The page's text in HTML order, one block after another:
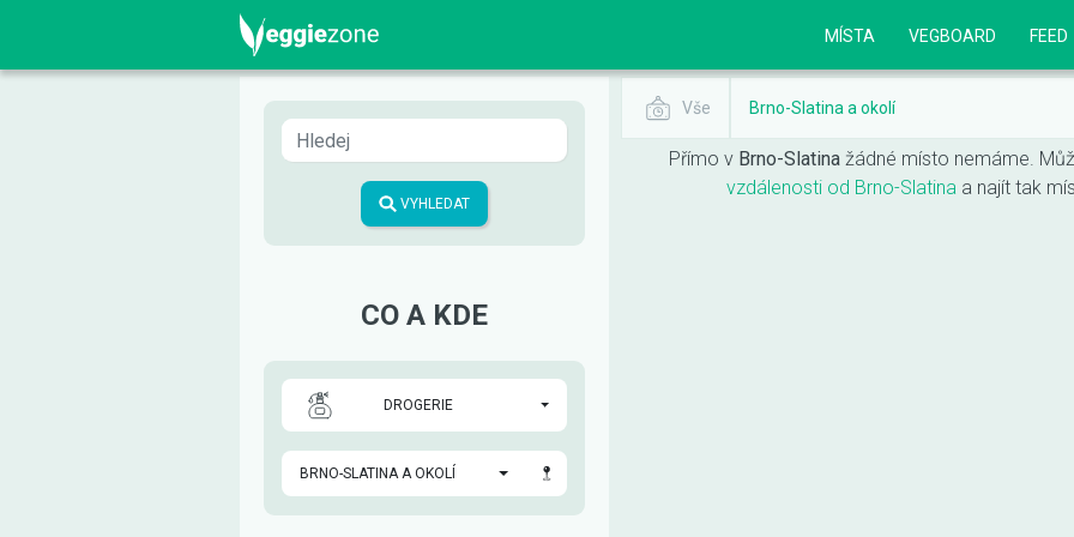
MÍSTA VEGBOARD FEED
VYHLEDAT
CO A KDE
DROGERIE
BRNO-SLATINA A OKOLÍ
Vše Brno-Slatina a okolí
Přímo v Brno-Slatinažádné místo nemáme.
vzdálenosti od Brno-Slatina a najít tak